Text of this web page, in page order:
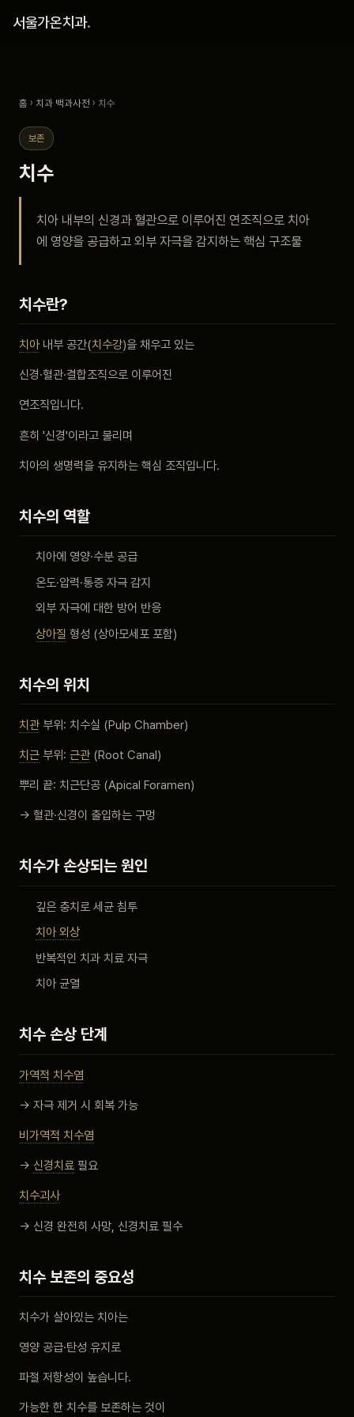
서울가온치과.
진료 안내
안내
비포 애프터
치과 백과사전
자주 묻는 질문
회원가입 / 로그인
홈 › 치과 백과사전 › 치수
보존
치수
치아 내부의 신경과 혈관으로 이루어진 연조직으로 치아
에 영양을 공급하고 외부 자극을 감지하는 핵심 구조물
치수란?
치아내부 공간(치수강)을 채우고 있는
신경·혈관·결합조직으로 이루어진
연조직입니다.
흔히 '신경'이라고 불리며
치아의 생명력을 유지하는 핵심 조직입니다.
치수의 역할
치아에 영양·수분 공급
온도·압력·통증 자극 감지
외부 자극에 대한 방어 반응
상아질 형성 (상아모세포 포함)
치수의 위치
치관 부위: 치수실 (Pulp Chamber)
치근 부위: 근관 (Root Canal)
뿌리 끝: 치근단공 (Apical Foramen)
→ 혈관·신경이 출입하는 구멍
치수가 손상되는 원인
깊은 충치로 세균 침투
치아 외상
반복적인 치과 치료 자극
치아 균열
치수 손상 단계
가역적 치수염
→ 자극 제거 시 회복 가능
비가역적 치수염
→ 신경치료 필요
치수괴사
→ 신경 완전히 사망, 신경치료 필수
치수 보존의 중요성
치수가 살아있는 치아는
영양 공급·탄성 유지로
파절 저항성이 높습니다.
가능한 한 치수를 보존하는 것이